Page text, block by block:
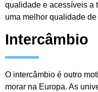
qualidade e acessíveis a
uma melhor qualidade
Intercâmbio
O intercâmbio é outro
morar na Europa. As